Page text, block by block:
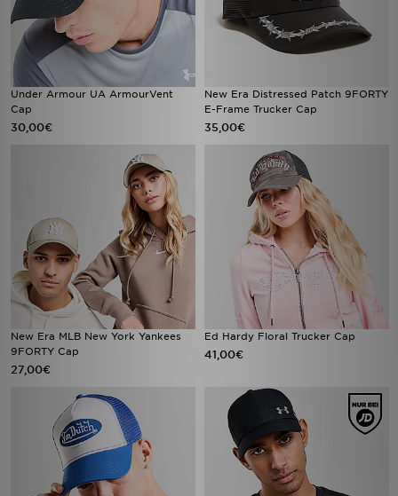
Under Armour UA ArmourVent
Cap
30,00€
New Era Distressed Patch 9FORTY
E-Frame Trucker Cap
35,00€
New Era MLB New York Yankees
9FORTY Cap
27,00€
Ed Hardy Floral Trucker Cap
41,00€